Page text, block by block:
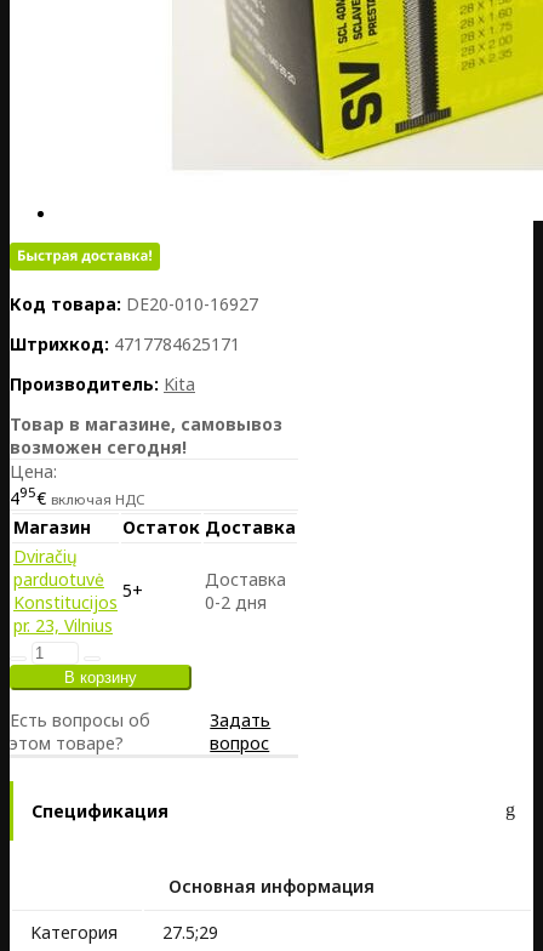
Код товара: DE20-010-16927
Штрихкод: 4717784625171
Производитель: Kita
Товар в магазине, самовывоз
возможен сегодня!
Цена:
495€ включая НДС
Магазин Остаток Доставка
Dviračių
parduotuvė
Konstitucijos
pr. 23, Vilnius
5+
Доставка
0-2 дня
Есть вопросы об
этом товаре?
Задать
вопрос
Спецификация
Основная информация
Kатегория
27.5;29